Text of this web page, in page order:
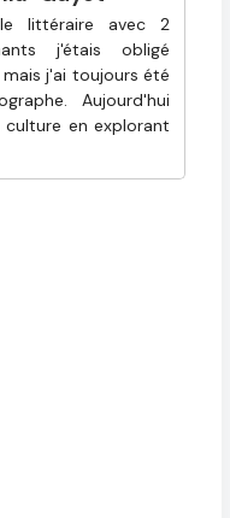
littéraire avec 2
j'étais obligé
j'ai toujours été
Aujourd'hui
en explorant